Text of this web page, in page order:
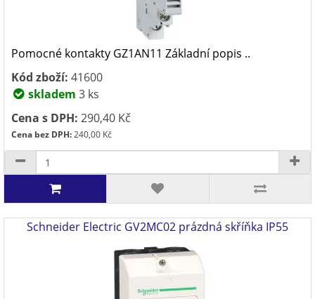
Pomocné kontakty GZ1AN11 Základní popis ..
Kód zboží: 41600
skladem 3 ks
Cena s DPH: 290,40 Kč
Cena bez DPH:240,00 Kč
Schneider Electric GV2MC02 prázdná skříňka IP55